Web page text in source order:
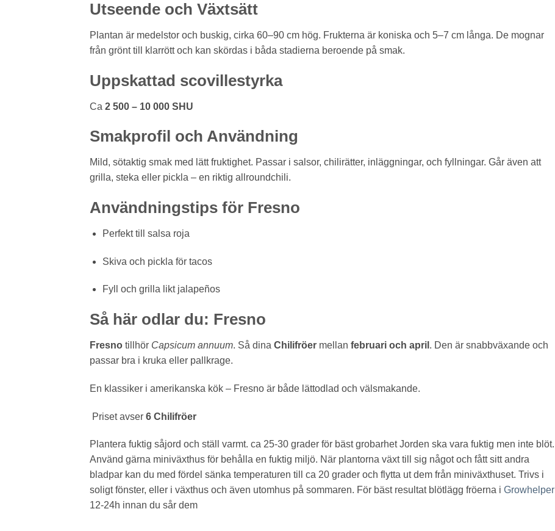
Utseende och Växtsätt
Plantan är medelstor och buskig, cirka 60–90 cm hög. Frukterna är koniska och 5–7 cm långa. De mognar
från grönt till klarrött och kan skördas i båda stadierna beroende på smak.
Uppskattad scovillestyrka
Ca 2 500 – 10 000 SHU
Smakprofil och Användning
Mild, sötaktig smak med lätt fruktighet. Passar i salsor, chilirätter, inläggningar, och fyllningar. Går även att
grilla, steka eller pickla – en riktig allroundchili.
Användningstips för Fresno
Perfekt till salsa roja
Skiva och pickla för tacos
Fyll och grilla likt jalapeños
Så här odlar du: Fresno
Fresno tillhör Capsicum annuum. Så dina Chilifröer mellan februari och april . Den är snabbväxande och
passar bra i kruka eller pallkrage.
En klassiker i amerikanska kök – Fresno är både lättodlad och välsmakande.
Priset avser 6 Chilifröer
Plantera fuktig såjord och ställ varmt. ca 25-30 grader för bäst grobarhet Jorden ska vara fuktig men inte blöt.
Använd gärna miniväxthus för behålla en fuktig miljö. När plantorna växt till sig något och fått sitt andra
bladpar kan du med fördel sänka temperaturen till ca 20 grader och flytta ut dem från miniväxthuset. Trivs i
soligt fönster, eller i växthus och även utomhus på sommaren. För bäst resultat blötlägg fröerna i Growhelper
12-24h innan du sår dem